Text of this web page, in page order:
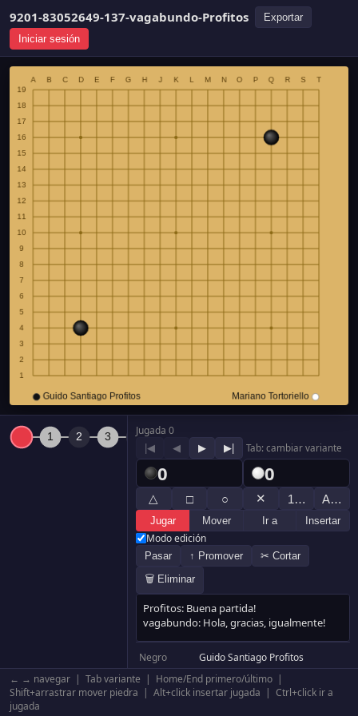
9201-83052649-137-vagabundo-Profitos
Exportar
Iniciar sesión
Jugada 0
|◀ ◀ ▶ ▶| Tab: cambiar variante
0 0
△ □ ○ ✕ 1… A…
Jugar Mover Ir a Insertar
Modo edición
Pasar ↑ Promover
✂ Cortar
🗑 Eliminar
Negro
Guido Santiago Profitos
Blanco
Mariano Tortoriello
Resultado
Blanco por tiempo
← → navegar | Tab variante | Home/End primero/último |
Shift+arrastrar mover piedra | Alt+click insertar jugada | Ctrl+click ir a
jugada